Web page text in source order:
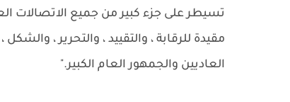
تسيطر على جزء كبير من جميع الاتصالات
مقيدة للرقابة ، والتقييد ، والتحرير ،
العاديين والجمهور العام الكبير."